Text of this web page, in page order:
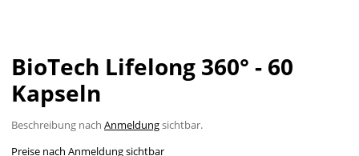
BioTech Lifelong 360° - 60
Kapseln
Beschreibung nach Anmeldungsichtbar.
Preise nach Anmeldung sichtbar